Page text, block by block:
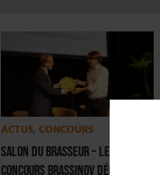
ACTUS, CONCOURS
Salon du Brasseur – Le
concours Brassinov décerne 4